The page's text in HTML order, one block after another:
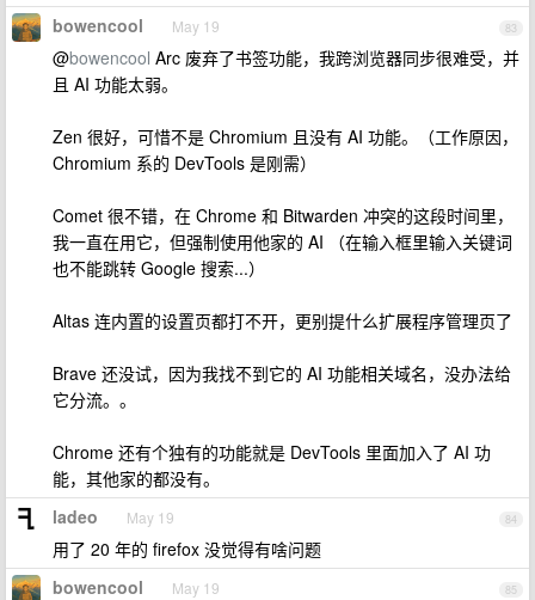
83
bowencool May 19
@bowencool Arc 废弃了书签功能，我跨浏览器同步很难受，并
且 AI 功能太弱。
Zen 很好，可惜不是 Chromium 且没有 AI 功能。（工作原因，
Chromium 系的 DevTools 是刚需）
Comet 很不错，在 Chrome 和 Bitwarden 冲突的这段时间里，
我一直在用它，但强制使用他家的 AI （在输入框里输入关键词
也不能跳转 Google 搜索...）
Altas 连内置的设置页都打不开，更别提什么扩展程序管理页了
Brave 还没试，因为我找不到它的 AI 功能相关域名，没办法给
它分流。。
Chrome 还有个独有的功能就是 DevTools 里面加入了 AI 功
能，其他家的都没有。
84
ladeo May 19
用了 20 年的 firefox 没觉得有啥问题
85
bowencool May 19